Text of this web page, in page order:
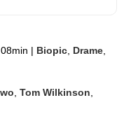
| Biopic Drame
,Tom Wilkinson